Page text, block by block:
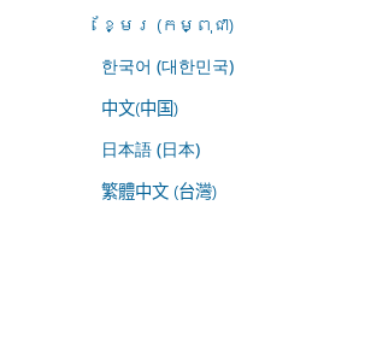
ខ្មែរ (កម្ពុជា)
한국어 (대한민국)
中文(中国)
日本語 (日本)
繁體中文 (台灣)